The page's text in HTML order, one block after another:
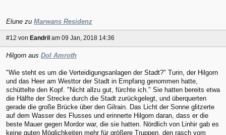
Elune zu Marwans Residenz
#12 von Eandril am 09 Jan, 2018 14:36
Hilgorn aus Dol Amroth
"Wie steht es um die Verteidigungsanlagen der Stadt?" Turin, der Hilgorn
und das Heer am Westtor der Stadt in Empfang genommen hatte,
schüttelte den Kopf. "Nicht allzu gut, fürchte ich." Sie hatten bereits etwa
die Hälfte der Strecke durch die Stadt zurückgelegt, und überquerten
gerade die große Brücke über den Gilrain. Das Licht der Sonne glitzerte
auf dem Wasser des Flusses und erinnerte Hilgorn daran, dass er die
beste Mauer gegen Mordor war, die sie hatten. Nördlich von Linhir gab es
keine guten Möglichkeiten mehr für größere Truppen, den rasch vom